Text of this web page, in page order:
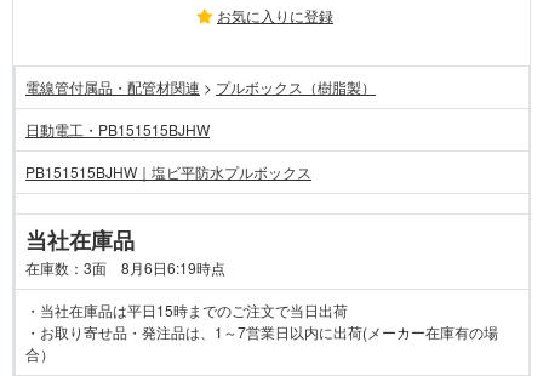
お気に入りに登録
電線管付属品・配管材関連 > プルボックス（樹脂製）
日動電工・PB151515BJHW
PB151515BJHW｜塩ビ平防水プルボックス
当社在庫品
在庫数：3面 8月6日6:19時点
・当社在庫品は平日15時までのご注文で当日出荷
・お取り寄せ品・発注品は、1～7営業日以内に出荷(メーカー在庫有の場
合）